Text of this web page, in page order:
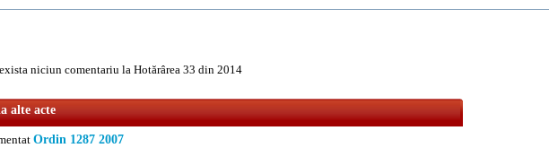
niciun comentariu la Hotărârea 33 din 2014
alte acte
Ordin 1287 2007